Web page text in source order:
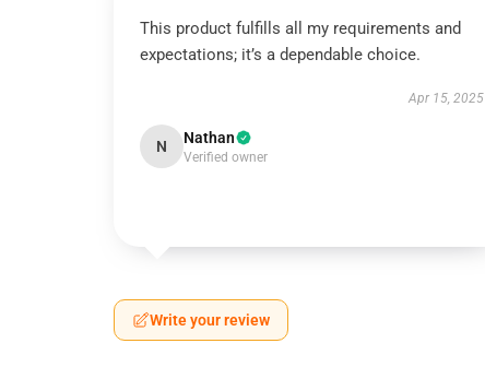
This product fulfills all my requirements and
expectations; it’s a dependable choice.
Apr 15, 2025
N Nathan
Verified owner
Write your review